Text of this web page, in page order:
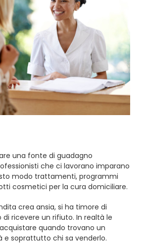
una fonte di guadagno
che ci lavorano imparano
modo trattamenti, programmi
cosmetici per la cura domiciliare.
crea ansia, si ha timore di
di ricevere un rifiuto. In realtà le
quando trovano un
e soprattutto chi sa venderlo.